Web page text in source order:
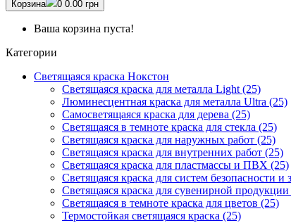
Корзина 0 0.00 грн
Ваша корзина пуста!
Категории
Светящаяся краска Нокстон
Светящаяся краска для металла Light (25)
Люминесцентная краска для металла Ultra (25)
Самосветящаяся краска для дерева (25)
Светящаяся в темноте краска для стекла (25)
Светящаяся краска для наружных работ (25)
Светящаяся краска для внутренних работ (25)
Светящаяся краска для пластмассы и ПВХ (25)
Светящаяся краска для систем безопасности и
Светящаяся краска для сувенирной
Светящаяся в темноте краска для цветов (25)
Термостойкая светящаяся краска (25)